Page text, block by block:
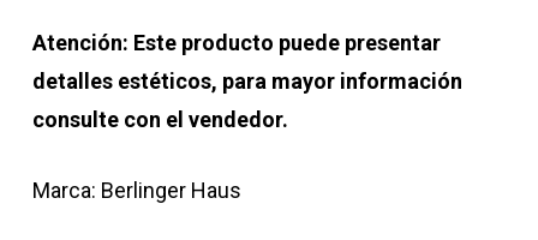
Atención: Este producto puede presentar
detalles estéticos, para mayor información
consulte con el vendedor.
Marca: Berlinger Haus